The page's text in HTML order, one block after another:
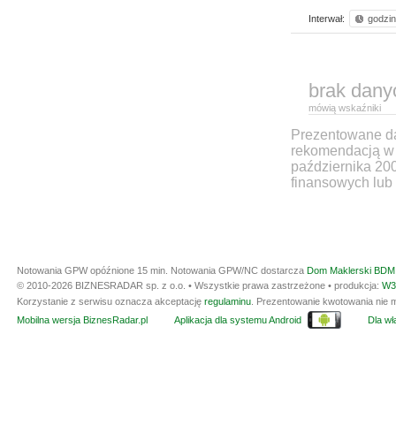
Interwał:
brak
mówią wskaźniki
Prezentowane
rekomendacją
października
finansowych lub
Notowania GPW opóźnione 15 min. Notowania GPW/NC dostarcza Dom Maklerski
© 2010-2026 BIZNESRADAR sp. z o.o. • Wszystkie prawa zastrzeżone • produkcja:
Korzystanie z serwisu oznacza akceptację regulaminu . Prezentowanie kwotowania
Mobilna wersja BiznesRadar.pl
Aplikacja dla systemu Android Dla